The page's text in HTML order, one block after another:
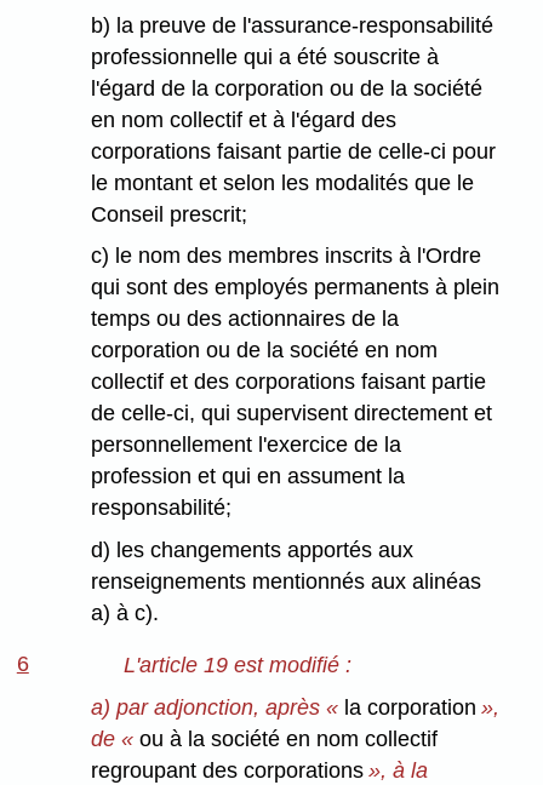
b) la preuve de l'assurance-responsabilité
professionnelle qui a été souscrite à
l'égard de la corporation ou de la société
en nom collectif et à l'égard des
corporations faisant partie de celle-ci pour
le montant et selon les modalités que le
Conseil prescrit;
c) le nom des membres inscrits à l'Ordre
qui sont des employés permanents à plein
temps ou des actionnaires de la
corporation ou de la société en nom
collectif et des corporations faisant partie
de celle-ci, qui supervisent directement et
personnellement l'exercice de la
profession et qui en assument la
responsabilité;
d) les changements apportés aux
renseignements mentionnés aux alinéas
a) à c).
6
L'article 19 est modifié :
a) par adjonction, après « la corporation »,
de «ou à la société en nom collectif
regroupant des corporations », à la